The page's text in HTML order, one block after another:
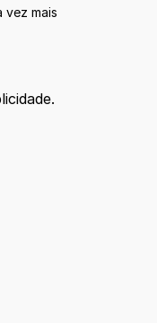
vez mais